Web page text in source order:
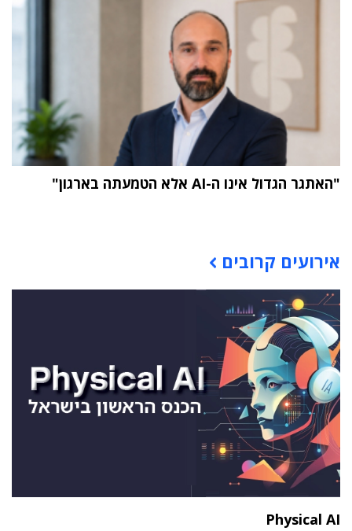
"האתגר הגדול אינו ה-AI אלא הטמעתה בארגון"
אירועים קרובים
Physical AI